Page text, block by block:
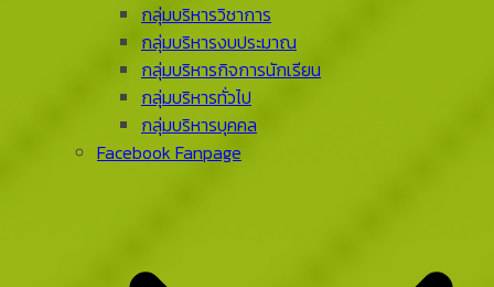
กลุ่มบริหารวิชาการ
กลุ่มบริหารงบประมาณ
กลุ่มบริหารกิจการนักเรียน
กลุ่มบริหารทั่วไป
กลุ่มบริหารบุคคล
Facebook Fanpage